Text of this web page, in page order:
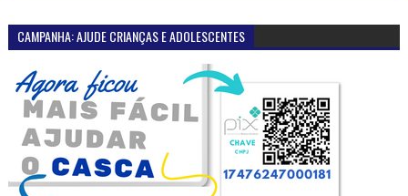
CAMPANHA: AJUDE CRIANÇAS E ADOLESCENTES